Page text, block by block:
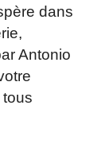
dans
Antonio